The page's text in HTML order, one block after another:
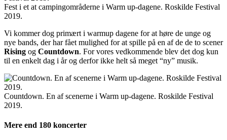
Fest i et at campingområderne i Warm up-dagene. Roskilde Festival
2019.
Vi kommer dog primært i warmup dagene for at høre de unge og
nye bands, der har fået mulighed for at spille på en af de de to scener
Rising og Countdown. For vores vedkommende blev det dog kun
til en enkelt dag i år og derfor ikke helt så meget “ny” musik.
Countdown. En af scenerne i Warm up-dagene. Roskilde Festival
2019.
Mere end 180 koncerter